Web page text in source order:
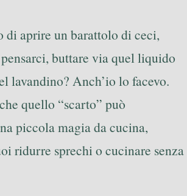
di aprire un barattolo di ceci,
buttare via quel liquido
lavandino? Anch’io lo facevo.
quello “scarto” può
piccola magia da cucina,
ridurre sprechi o cucinare senza